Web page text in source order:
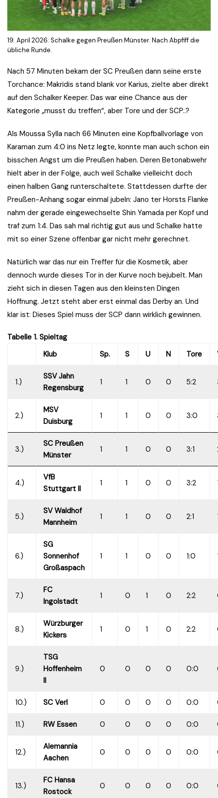
19. April 2026: Schalke gegen Preußen Münster. Nach Abpfiff die
übliche Runde.
Nach 57 Minuten bekam der SC Preußen dann seine erste
Torchance: Makridis stand blank vor Karius, zielte aber direkt
auf den Schalker Keeper. Das war eine Chance aus der
Kategorie „musst du treffen“, aber Tore und der SCP..?
Als Moussa Sylla nach 66 Minuten eine Kopfballvorlage von
Karaman zum 4:0 ins Netz legte, konnte man auch schon ein
bisschen Angst um die Preußen haben. Deren Betonabwehr
hielt aber in der Folge, auch weil Schalke vielleicht doch
einen halben Gang runterschaltete. Stattdessen durfte der
Preußen-Anhang sogar einmal jubeln: Jano ter Horsts Flanke
nahm der gerade eingewechselte Shin Yamada per Kopf und
traf zum 1:4. Das sah mal richtig gut aus und Schalke hatte
mit so einer Szene offenbar gar nicht mehr gerechnet.
Natürlich war das nur ein Treffer für die Kosmetik, aber
dennoch wurde dieses Tor in der Kurve noch bejubelt. Man
zieht sich in diesen Tagen aus den kleinsten Dingen
Hoffnung. Jetzt steht aber erst einmal das Derby an. Und
klar ist: Dieses Spiel muss der SCP dann wirklich gewinnen.
Tabelle 1. Spieltag
Klub
Sp. S U N Tore
1.)
SSV Jahn
Regensburg
1 1 0 0 5:2
2.)
MSV
Duisburg
1 1 0 0 3:0
3.)
SC Preußen
Münster
1 1 0 0 3:1
4.)
VfB
Stuttgart II
1 1 0 0 3:2
5.)
SV Waldhof
Mannheim
1 1 0 0 2:1
6.)
SG
Sonnenhof
Großaspach
1 1 0 0 1:0
7.)
FC
Ingolstadt
1 0 1 0 2:2
8.)
Würzburger
Kickers
1 0 1 0 2:2
9.)
TSG
Hoffenheim
II
0 0 0 0 0:0
10.) SC Verl 0 0 0 0 0:0
11.) RW Essen 0 0 0 0 0:0
12.)
Alemannia
Aachen
0 0 0 0 0:0
13.)
FC Hansa
Rostock
0 0 0 0 0:0